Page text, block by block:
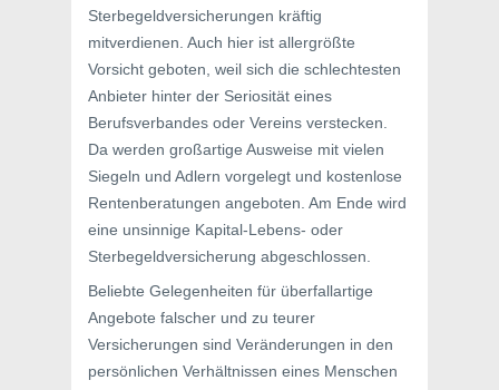
Sterbegeldversicherungen kräftig
mitverdienen. Auch hier ist allergrößte
Vorsicht geboten, weil sich die schlechtesten
Anbieter hinter der Seriosität eines
Berufsverbandes oder Vereins verstecken.
Da werden großartige Ausweise mit vielen
Siegeln und Adlern vorgelegt und kostenlose
Rentenberatungen angeboten. Am Ende wird
eine unsinnige Kapital-Lebens- oder
Sterbegeldversicherung abgeschlossen.
Beliebte Gelegenheiten für überfallartige
Angebote falscher und zu teurer
Versicherungen sind Veränderungen in den
persönlichen Verhältnissen eines Menschen